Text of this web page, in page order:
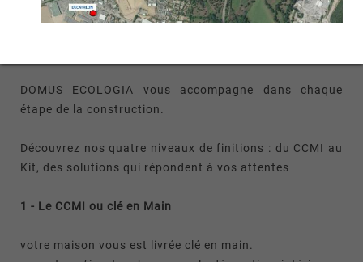
avec des « R » allant de 6.5 à 9.8, et un déphasage de
DOMUS ECOLOGIA vous accompagne dans chaque
étape de la construction.
Découvrez nos quatre niveaux de finitions : du CCMI au
Kit, des solutions qui répondent à vos attentes
1 - Le CCMI ou clé en Main
votre maison vous est livrée clé en main.